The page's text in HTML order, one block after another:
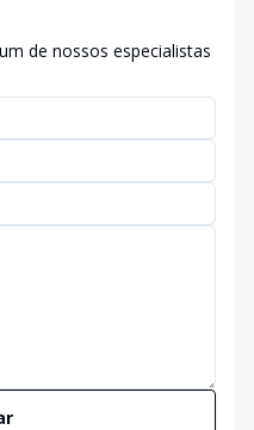
de nossos especialistas